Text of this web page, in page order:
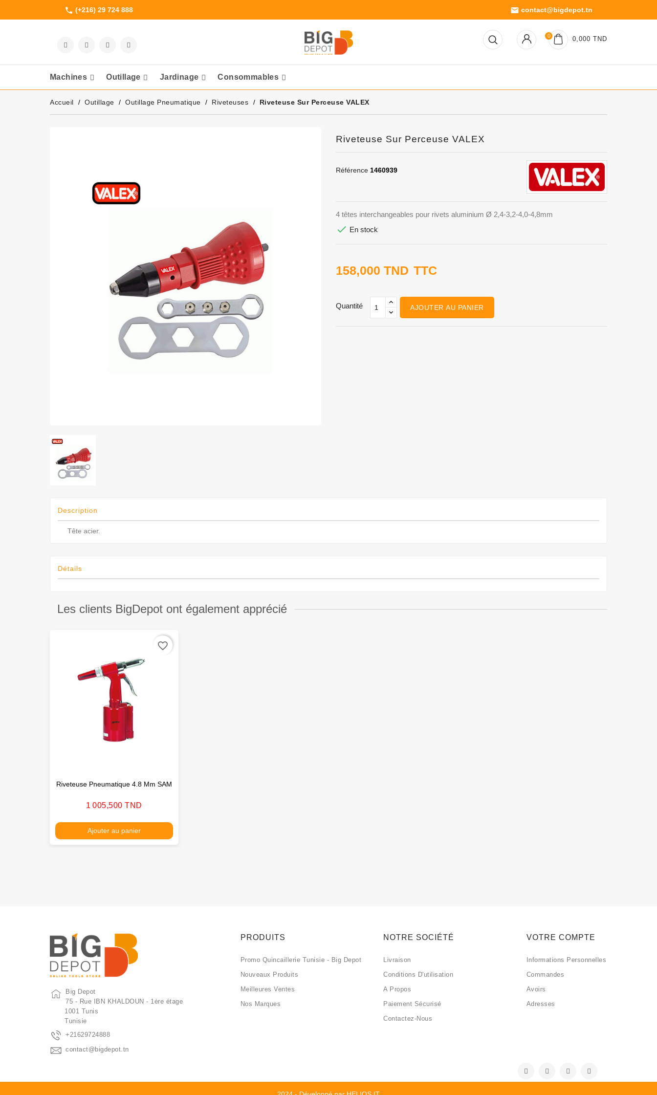
phone (+216) 29 724 888 email contact@bigdepot.tn
0 0,000 TND
Machines Outillage Jardinage Consommables
Accueil Outillage Outillage Pneumatique Riveteuses Riveteuse Sur Perceuse VALEX
Riveteuse Sur Perceuse VALEX
Référence 1460939
4 têtes interchangeables pour rivets aluminium Ø 2,4-3,2-4,0-4,8mm
 En stock
158,000 TND TTC
Quantité AJOUTER AU PANIER
Description
Tête acier.
Détails
Les clients BigDepot ont également apprécié
Riveteuse Pneumatique 4.8 Mm SAM
Prix
1 005,500 TND
Ajouter au panier
favorite_border
Big Depot
75 - Rue IBN KHALDOUN - 1ère étage
1001 Tunis
Tunisie
+21629724888
contact@bigdepot.tn
PRODUITS
Promo Quincaillerie Tunisie - Big Depot
Nouveaux Produits
Meilleures Ventes
Nos Marques
NOTRE SOCIÉTÉ
Livraison
Conditions D'utilisation
A Propos
Paiement Sécurisé
Contactez-Nous
VOTRE COMPTE
Informations Personnelles
Commandes
Avoirs
Adresses